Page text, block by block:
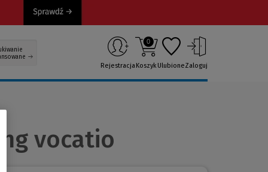
Rejestracja
0
KoszykUlubioneZaloguj
vocatio